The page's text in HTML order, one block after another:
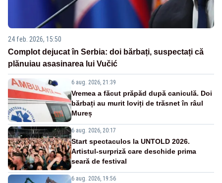
24 feb. 2026, 15:50
Complot dejucat în Serbia: doi bărbați, suspectați că
plănuiau asasinarea lui Vučić
6 aug. 2026, 21:39
Vremea a făcut prăpăd după caniculă. Doi
bărbați au murit loviți de trăsnet în râul
Mureș
6 aug. 2026, 20:17
Start spectaculos la UNTOLD 2026.
Artistul-surpriză care deschide prima
seară de festival
6 aug. 2026, 19:56